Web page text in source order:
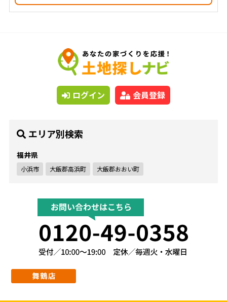
ログイン 会員登録
エリア別検索
福井県
小浜市 大飯郡高浜町 大飯郡おおい町